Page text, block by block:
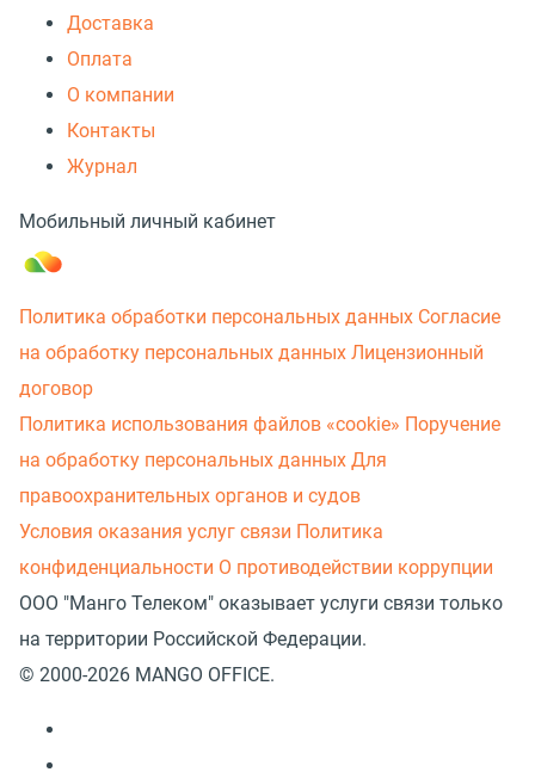
Доставка
Оплата
О компании
Контакты
Журнал
Мобильный личный кабинет
Политика обработки персональных данных Согласие
на обработку персональных данных Лицензионный
договор
Политика использования файлов «cookie» Поручение
на обработку персональных данных Для
правоохранительных органов и судов
Условия оказания услуг связи Политика
конфиденциальности О противодействии коррупции
ООО "Манго Телеком" оказывает услуги связи только
на территории Российской Федерации.
© 2000-2026 MANGO OFFICE.